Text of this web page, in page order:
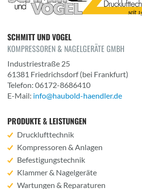
SCHMITT UND VOGEL
KOMPRESSOREN & NAGELGERÄTE GMBH
Industriestraße 25
61381 Friedrichsdorf(bei Frankfurt)
Telefon: 06172-8686410
E-Mail: info@haubold-haendler.de
PRODUKTE & LEISTUNGEN
Drucklufttechnik
Kompressoren & Anlagen
Befestigungstechnik
Klammer & Nagelgeräte
Wartungen & Reparaturen